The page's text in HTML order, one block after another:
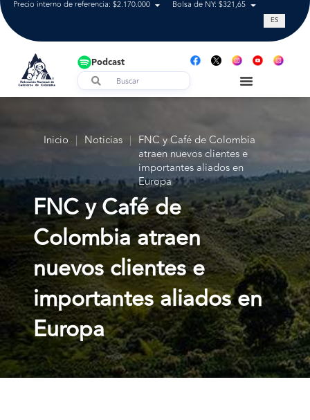
Precio interno de referencia: $2.170.000 Bolsa de NY: $321,65 Tasa de
ES
Podcast
Inicio | Noticias | FNC y Café de Colombia
atraen nuevos clientes e
importantes aliados en
Europa
FNC y Café de
Colombia atraen
nuevos clientes e
importantes aliados en
Europa